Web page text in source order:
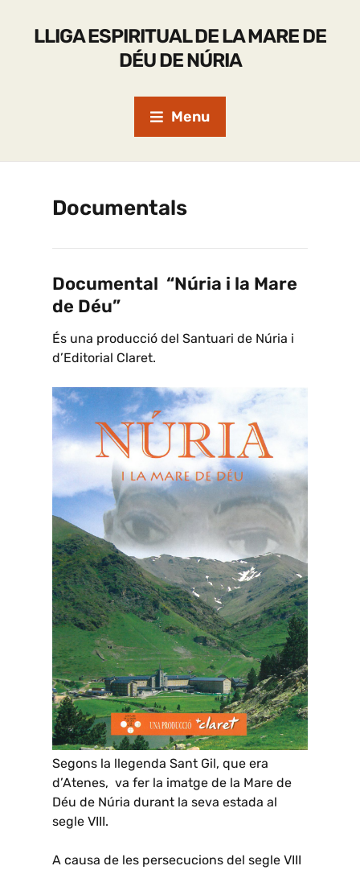
LLIGA ESPIRITUAL DE LA MARE DE
DÉU DE NÚRIA
Menu
Documentals
Documental “Núria i la Mare
de Déu”
És una producció del Santuari de Núria i
d’Editorial Claret.
Segons la llegenda Sant Gil, que era
d’Atenes, va fer la imatge de la Mare de
Déu de Núria durant la seva estada al
segle VIII.
A causa de les persecucions del segle VIII